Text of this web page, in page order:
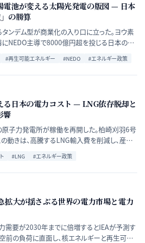
電池が変える太陽光発電の版図 — 日本
の勝算
ンデム型が商業化の入り口に立った。ヨウ素
NEDO主導で8000億円超を投じる日本の再
面の課題を多角的に分析する。
#再生可能エネルギー #NEDO #エネルギー政策
る日本の電力コスト — LNG依存脱却と
響
子力発電所が稼働を再開した。柏崎刈羽6号
動きは、高騰するLNG輸入費を削減し、産業
可能性を持つ。経済的インパクトと今後の課
#LNG #エネルギー政策
拡大が揺さぶる世界の電力市場と電力
需要が2030年までに倍増するとIEAが予測す
前の負荷に直面し、核エネルギーと再生可能